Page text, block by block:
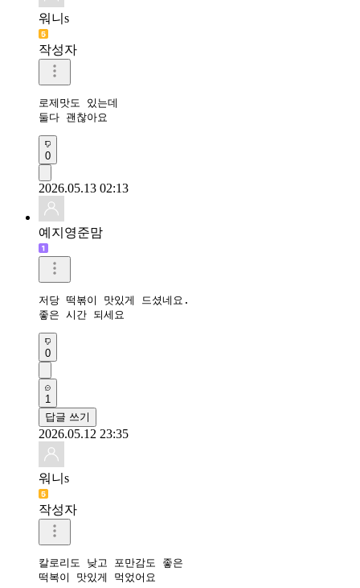
워니s
작성자
로제맛도 있는데
둘다 괜찮아요
0
2026.05.13 02:13
예지영준맘
저당 떡볶이 맛있게 드셨네요.
좋은 시간 되세요
0
1
답글 쓰기
2026.05.12 23:35
워니s
작성자
칼로리도 낮고 포만감도 좋은
떡복이 맛있게 먹었어요